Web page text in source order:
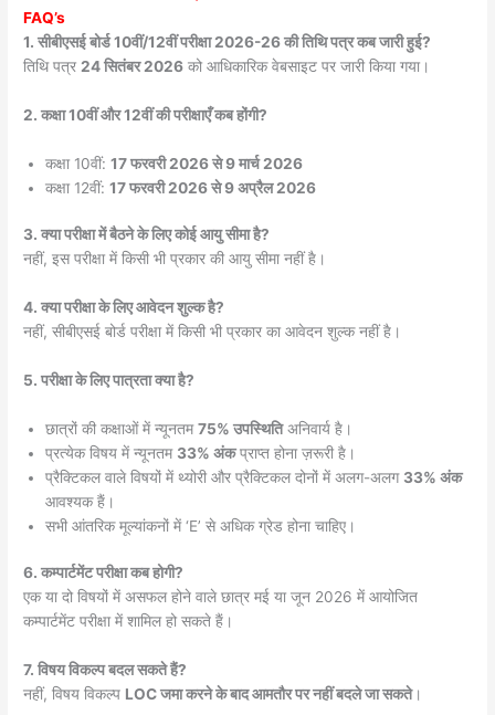
FAQ’s
1. सीबीएसई बोर्ड 10वीं/12वीं परीक्षा 2026-26 की तिथि पत्र कब जारी हुई?
तिथि पत्र 24 सितंबर 2026 को आधिकारिक वेबसाइट पर जारी किया गया।
2. कक्षा 10वीं और 12वीं की परीक्षाएँ कब होंगी?
कक्षा 10वीं:17 फरवरी 2026 से 9 मार्च 2026
कक्षा 12वीं:17 फरवरी 2026 से 9 अप्रैल 2026
3. क्या परीक्षा में बैठने के लिए कोई आयु सीमा है?
नहीं, इस परीक्षा में किसी भी प्रकार की आयु सीमा नहीं है।
4. क्या परीक्षा के लिए आवेदन शुल्क है?
नहीं, सीबीएसई बोर्ड परीक्षा में किसी भी प्रकार का आवेदन शुल्क नहीं है।
5. परीक्षा के लिए पात्रता क्या है?
छात्रों की कक्षाओं में न्यूनतम75% उपस्थितिअनिवार्य है।
प्रत्येक विषय में न्यूनतम 33% अंकप्राप्त होना ज़रूरी है।
प्रैक्टिकल वाले विषयों में थ्योरी और प्रैक्टिकल दोनों में अलग-अलग 33% अंक
आवश्यक हैं।
सभी आंतरिक मूल्यांकनों में ‘E’ से अधिक ग्रेड होना चाहिए।
6. कम्पार्टमेंट परीक्षा कब होगी?
एक या दो विषयों में असफल होने वाले छात्र मई या जून 2026 में आयोजित
कम्पार्टमेंट परीक्षा में शामिल हो सकते हैं।
7. विषय विकल्प बदल सकते हैं?
नहीं, विषय विकल्प LOC जमा करने के बाद आमतौर पर नहीं बदले जा सकते।